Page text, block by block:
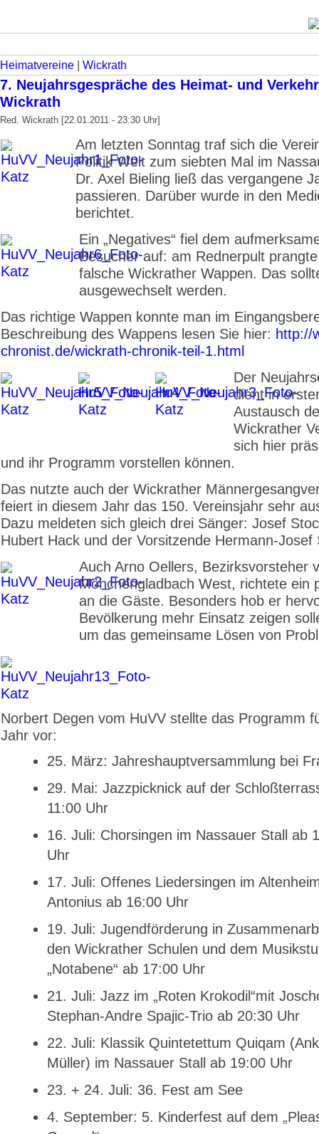
Heimatvereine Wickrath
7. Neujahrsgespräche des Heimat- und
Wickrath
Red. Wickrath [22.01.2011 - 23:30 Uhr]
Am letzten Sonntag traf sich die
Politik Welt zum siebten Mal im
Dr. Axel Bieling ließ das vergangene
passieren. Darüber wurde in den
berichtet.
Ein „Negatives“ fiel dem
Besucher auf: am Rednerpult
falsche Wickrather Wappen. Das
ausgewechselt werden.
Das richtige Wappen konnte man im
Beschreibung des Wappens lesen Sie hier: http://
chronist.de/wickrath-chronik-teil-1.html
Der
dient in
Austausch
Wickrather
sich hier
und ihr Programm vorstellen können.
Das nutzte auch der Wickrather
feiert in diesem Jahr das 150. Vereinsjahr sehr
Dazu meldeten sich gleich drei Sänger: Josef
Hubert Hack und der Vorsitzende Hermann-Josef
Auch Arno Oellers, Bezirksvorsteher
Mönchengladbach West, richtete ein
an die Gäste. Besonders hob er
Bevölkerung mehr Einsatz zeigen
um das gemeinsame Lösen von
Norbert Degen vom HuVV stellte das Programm
Jahr vor:
25. März: Jahreshauptversammlung bei
29. Mai: Jazzpicknick auf der
11:00 Uhr
16. Juli: Chorsingen im Nassauer Stall ab
Uhr
17. Juli: Offenes Liedersingen im
Antonius ab 16:00 Uhr
19. Juli: Jugendförderung in
den Wickrather Schulen und dem
„Notabene“ ab 17:00 Uhr
21. Juli: Jazz im „Roten Krokodil“mit
Stephan-Andre Spajic-Trio ab 20:30 Uhr
22. Juli: Klassik Quintetettum Quiqam
Müller) im Nassauer Stall ab 19:00 Uhr
23. + 24. Juli: 36. Fest am See
4. September: 5. Kinderfest auf dem